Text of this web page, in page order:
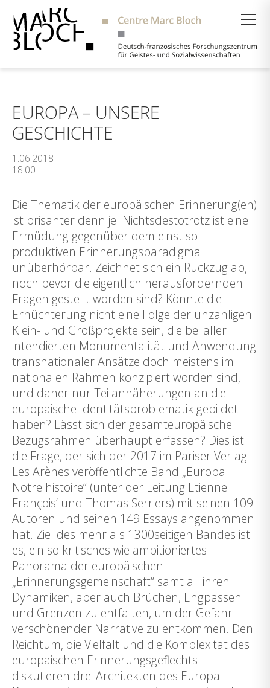
EUROPA – UNSERE
GESCHICHTE
1.06.2018
18:00
Die Thematik der europäischen Erinnerung(en)
ist brisanter denn je. Nichtsdestotrotz ist eine
Ermüdung gegenüber dem einst so
produktiven Erinnerungsparadigma
unüberhörbar. Zeichnet sich ein Rückzug ab,
noch bevor die eigentlich herausfordernden
Fragen gestellt worden sind? Könnte die
Ernüchterung nicht eine Folge der unzähligen
Klein- und Großprojekte sein, die bei aller
intendierten Monumentalität und Anwendung
transnationaler Ansätze doch meistens im
nationalen Rahmen konzipiert worden sind,
und daher nur Teilannäherungen an die
europäische Identitätsproblematik gebildet
haben? Lässt sich der gesamteuropäische
Bezugsrahmen überhaupt erfassen? Dies ist
die Frage, der sich der 2017 im Pariser Verlag
Les Arènes veröffentlichte Band „Europa.
Notre histoire“ (unter der Leitung Etienne
François‘ und Thomas Serriers) mit seinen 109
Autoren und seinen 149 Essays angenommen
hat. Ziel des mehr als 1300seitigen Bandes ist
es, ein so kritisches wie ambitioniertes
Panorama der europäischen
„Erinnerungsgemeinschaft“ samt all ihren
Dynamiken, aber auch Brüchen, Engpässen
und Grenzen zu entfalten, um der Gefahr
verschönender Narrative zu entkommen. Den
Reichtum, die Vielfalt und die Komplexität des
europäischen Erinnerungsgeflechts
diskutieren drei Architekten des Europa-